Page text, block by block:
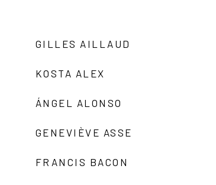
GILLES AILLAUD
KOSTA ALEX
ÁNGEL ALONSO
GENEVIÈVE ASSE
FRANCIS BACON